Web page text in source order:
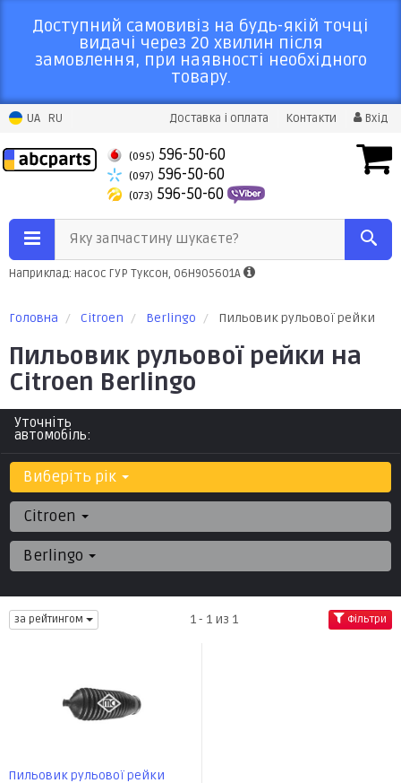
Доступний самовивіз на будь-якій точці
видачі через 20 хвилин після
замовлення, при наявності необхідного
товару.
UA RU Доставка і оплата Контакти Вхід
(095) 596-50-60
(097) 596-50-60
(073) 596-50-60
Яку запчастину шукаєте?
Наприклад: насос ГУР Туксон, 06H905601A
Головна Citroen Berlingo Пильовик рульової рейки
Пильовик рульової рейки на
Citroen Berlingo
Уточніть
автомобіль:
Виберіть рік
Citroen
Berlingo
за рейтингом 1 - 1 из 1 Фільтри
Пильовик рульової рейки